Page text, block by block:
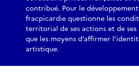
contribué. Pour le développement
fracpicardie questionne les
territorial de ses actions et de
que les moyens d’affirmer
artistique.